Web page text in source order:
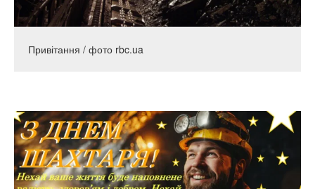
Привітання / фото rbc.ua